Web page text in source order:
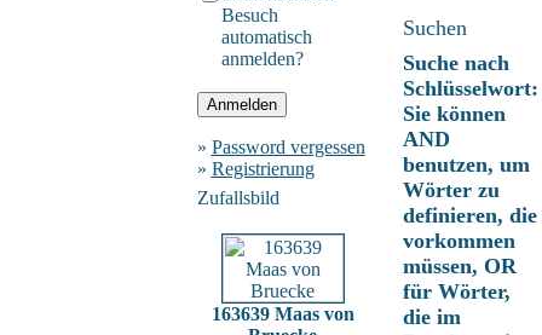
Besuch
automatisch
anmelden?
» Password vergessen
» Registrierung
Zufallsbild
163639 Maas von
Suchen
Suche nach
Schlüsselwort:
Sie können
AND
benutzen, um
Wörter zu
definieren, die
vorkommen
müssen, OR
für Wörter,
die im